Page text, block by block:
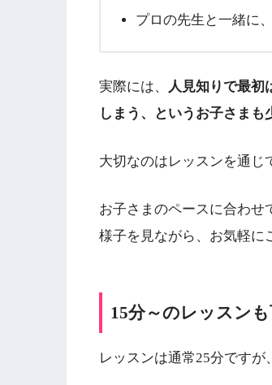
プロの先生と一緒に
実際には、
人見知りで最初
しまう、というお子さまも
大切なのはレッスンを通じ
お子さまのペースに合わせ
様子を見ながら、お気軽に
15分～のレッスン
レッスンは通常25分ですが